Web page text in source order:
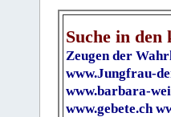
Suche in den
Zeugen der
www.Jungfrau-
www.barbara-
www.gebete.ch